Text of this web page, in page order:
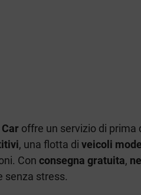
offre un servizio di prima
, una flotta di veicoli
Con consegna gratuita,
senza stress.